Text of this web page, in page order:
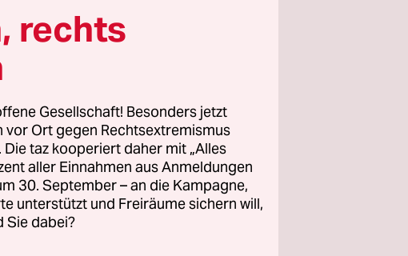
Problem,
nicht.
daher spricht er
Ausbildung
aus Angst,
rechts
Gesellschaft! Besonders jetzt
vor Ort gegen Rechtsextremismus
taz kooperiert daher mit „Alles
aller Einnahmen aus Anmeldungen
30. September – an die Kampagne,
unterstützt und Freiräume sichern will,
Sie dabei?